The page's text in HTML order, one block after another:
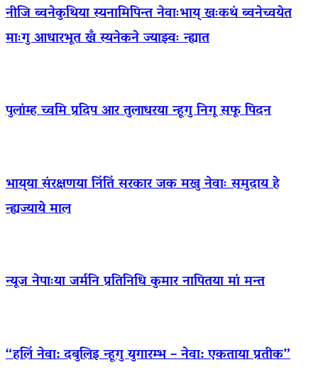
नीजि ब्वनेकुथिया स्यनामिपिन्त नेवाःभाय् खःकथं ब्वनेच्वयेत
माःगु आधारभूत खँ स्यनेकने ज्याझ्वः न्ह्यात
पुलांम्ह च्वमि प्रदिप आर तुलाधरया न्हूगु निगू सफू पिदन
भाय्‌या संरक्षणया निंतिं सरकार जक मखु नेवाः समुदाय हे
न्ह्यज्याये माल
न्यूज नेपाःया जर्मनि प्रतिनिधि कुमार नापितया मां मन्त
“हलिं नेवा: दबुलिइ न्हूगु युगारम्भ – नेवा: एकताया प्रतीक”